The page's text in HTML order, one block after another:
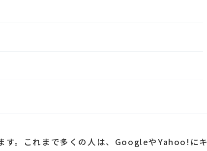
す。これまで多くの人は、GoogleやYahoo!にキ